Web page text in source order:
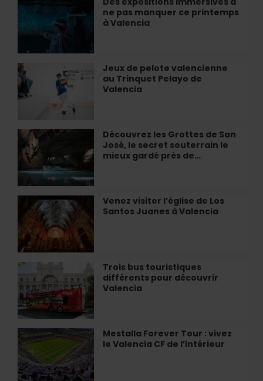
à
Valencia
València
ne pas manquer ce printemps
à Valencia
Des
expositions
immersives
ne
pas
manquer
ce
printemps
Jeux de pelote valencienne
au Trinquet Pelayo de
Valencia
Jeux
de
pelote
valencienne
Trinquet
Pelayo
de
Valencia
Découvrez les Grottes de San
José, le secret souterrain le
mieux gardé près de…
Découvrez
les
Grottes
de
San
José,
secret
souterrain
le
près
de…
Venez visiter l’église de Los
Santos Juanes à Valencia
Venez
visiter
l’église
de
Los
Santos
Juanes
à
Valencia
Trois bus touristiques
différents pour découvrir
Valencia
Trois
bus
touristiques
différents
pour
découvrir
Valencia
Mestalla Forever Tour : vivez
le Valencia CF de l’intérieur
Mestalla
Forever
Tour
: